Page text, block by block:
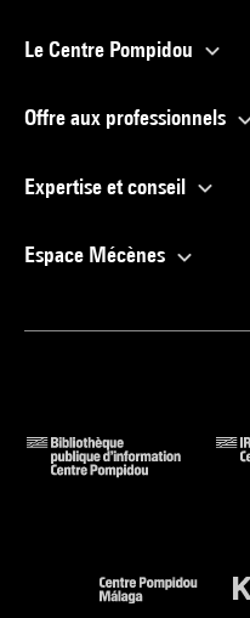
Le Centre Pompidou
Offre aux professionnels
Expertise et conseil
Espace Mécènes